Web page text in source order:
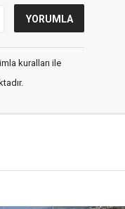
kuralları ile